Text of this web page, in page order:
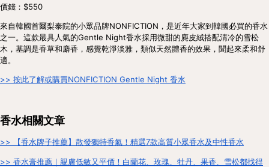
價錢：$550
來自韓國首爾梨泰院的小眾品牌NONFICTION，是近年大家到韓國必買的香水
之一。這款最具人氣的Gentle Night香水採用微甜的麂皮絨搭配清冷的雪松
木，基調是香草和麝香，感覺乾淨淡雅，類似天然體香的效果，聞起來柔和舒
適。
>> 按此了解或購買NONFICTION Gentle Night 香水
香水相關文章
>> 【香水牌子推薦】散發獨特香氣！精選7款高質小眾香水及中性香水
>> 香水膏推薦｜親膚低敏又平價！白蘭花、玫瑰、牡丹、果香、雪松都找得